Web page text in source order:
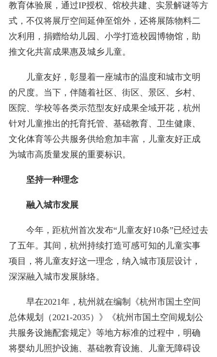
教育体验展，通过IP授权、馆校共建、实景解谜等方
式，不仅将展厅空间延伸至馆外，还将展陈物料二
次利用，捐赠给幼儿园、小学打造校园博物馆，助
推文化共富成果惠及城乡儿童。
儿童友好，彰显着一座城市的温度和城市文明
的尺度。当下，伴随着社区、街区、景区、乡村、
医院、学校等各类示范型友好成果全域开花，杭州
针对儿童推出的托育托管、基础教育、卫生健康、
文化体育等公共服务供给愈加丰富，儿童友好正成
为城市高质量发展的重要标识。
坚持一种理念
融入城市发展
今年，距杭州首次发布“儿童友好10条”已经过去
了五年。其间，杭州持续打造可感可知的儿童实事
项目，将儿童友好这一理念，纳入城市顶层设计，
深深融入城市发展脉络。
早在2021年，杭州就在编制《杭州市国土空间
总体规划（2021-2035）》《杭州市国土空间规划公
共服务设施配套规定》等地方标准的过程中，明确
将婴幼儿照护设施、基础教育设施、儿童无障碍设